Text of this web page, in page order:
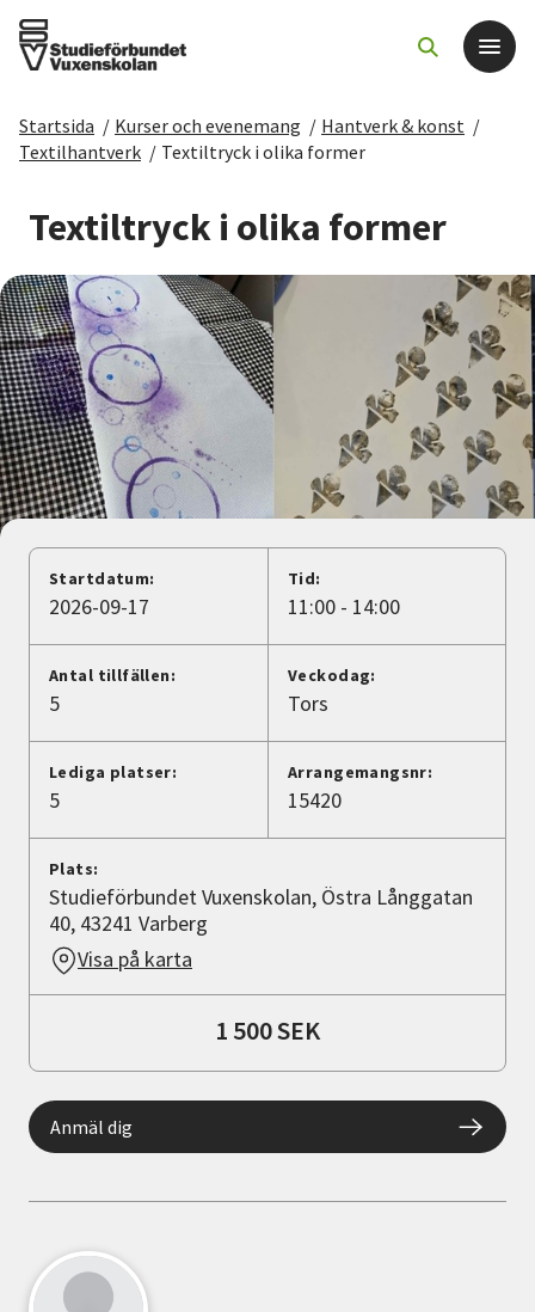
Det här gör vi
För dig som
Sök kurser och evenemang
Om SV
Starta studiecirkel
Cirkelledare
Nyheter
Avdelningar
Lyssna
Startsida / Kurser och evenemang / Hantverk & konst /
Textilhantverk / Textiltryck i olika former
Textiltryck i olika former
Startdatum:
2026-09-17
Tid:
11:00 - 14:00
Antal tillfällen:
5
Veckodag:
Tors
Lediga platser:
5
Arrangemangsnr:
15420
Plats:
Studieförbundet Vuxenskolan, Östra Långgatan
40, 43241 Varberg
Visa på karta
1 500 SEK
Anmäl dig